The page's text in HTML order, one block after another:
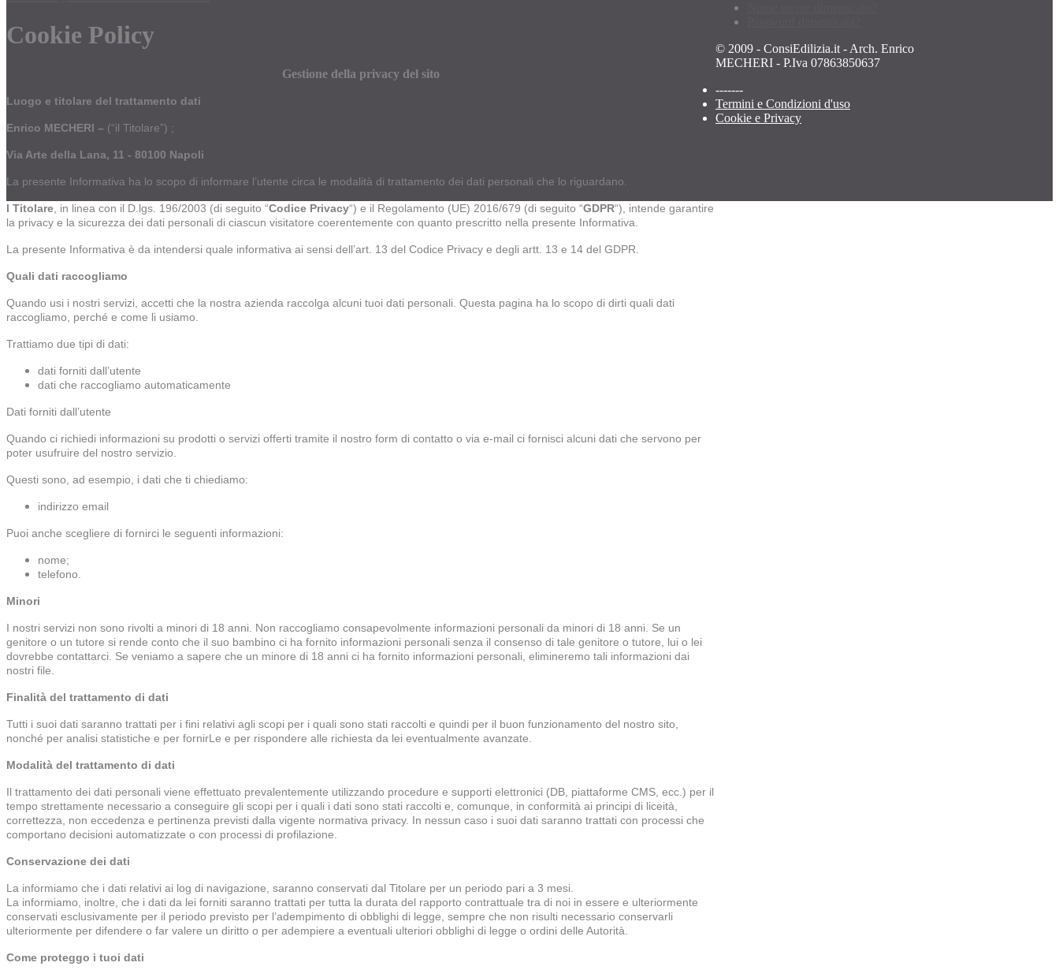
Cookie Policy
Gestione della privacy del sito
Luogo e titolare del trattamento dati
Enrico MECHERI – (“il Titolare”) ;
Via Arte della Lana, 11 - 80100 Napoli
La presente Informativa ha lo scopo di informare l’utente circa le modalità di trattamento dei dati personali che lo riguardano.
l Titolare , in linea con il D.lgs. 196/2003 (di seguito “Codice Privacy“) e il Regolamento (UE) 2016/679 (di seguito “GDPR“), intende garantire
la privacy e la sicurezza dei dati personali di ciascun visitatore coerentemente con quanto prescritto nella presente Informativa.
La presente Informativa è da intendersi quale informativa ai sensi dell’art. 13 del Codice Privacy e degli artt. 13 e 14 del GDPR.
Quali dati raccogliamo
Quando usi i nostri servizi, accetti che la nostra azienda raccolga alcuni tuoi dati personali. Questa pagina ha lo scopo di dirti quali dati
raccogliamo, perché e come li usiamo.
Trattiamo due tipi di dati:
dati forniti dall’utente
dati che raccogliamo automaticamente
Dati forniti dall’utente
Quando ci richiedi informazioni su prodotti o servizi offerti tramite il nostro form di contatto o via e-mail ci fornisci alcuni dati che servono per
poter usufruire del nostro servizio.
Questi sono, ad esempio, i dati che ti chiediamo:
indirizzo email
Puoi anche scegliere di fornirci le seguenti informazioni:
nome;
telefono.
Minori
I nostri servizi non sono rivolti a minori di 18 anni. Non raccogliamo consapevolmente informazioni personali da minori di 18 anni. Se un
genitore o un tutore si rende conto che il suo bambino ci ha fornito informazioni personali senza il consenso di tale genitore o tutore, lui o lei
dovrebbe contattarci. Se veniamo a sapere che un minore di 18 anni ci ha fornito informazioni personali, elimineremo tali informazioni dai
nostri file.
Finalità del trattamento di dati
Tutti i suoi dati saranno trattati per i fini relativi agli scopi per i quali sono stati raccolti e quindi per il buon funzionamento del nostro sito,
nonché per analisi statistiche e per fornirLe e per rispondere alle richiesta da lei eventualmente avanzate.
Modalità del trattamento di dati
Il trattamento dei dati personali viene effettuato prevalentemente utilizzando procedure e supporti elettronici (DB, piattaforme CMS, ecc.) per il
tempo strettamente necessario a conseguire gli scopi per i quali i dati sono stati raccolti e, comunque, in conformità ai principi di liceità,
correttezza, non eccedenza e pertinenza previsti dalla vigente normativa privacy. In nessun caso i suoi dati saranno trattati con processi che
comportano decisioni automatizzate o con processi di profilazione.
Conservazione dei dati
La informiamo che i dati relativi ai log di navigazione, saranno conservati dal Titolare per un periodo pari a 3 mesi.
La informiamo, inoltre, che i dati da lei forniti saranno trattati per tutta la durata del rapporto contrattuale tra di noi in essere e ulteriormente
conservati esclusivamente per il periodo previsto per l’adempimento di obblighi di legge, sempre che non risulti necessario conservarli
ulteriormente per difendere o far valere un diritto o per adempiere a eventuali ulteriori obblighi di legge o ordini delle Autorità.
Come proteggo i tuoi dati
© 2009 - ConsiEdilizia.it - Arch. Enrico
MECHERI - P.Iva 07863850637
-------
Termini e Condizioni d'uso
Cookie e Privacy